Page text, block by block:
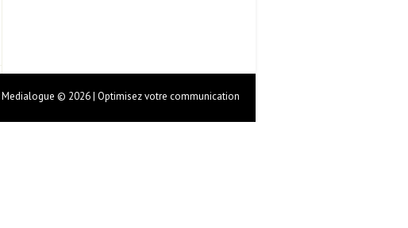
Medialogue © 2026 | Optimisez votre communication